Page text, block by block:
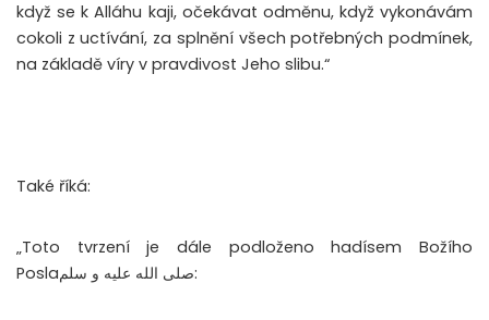
když se k Alláhu kaji, očekávat odměnu, když vykonávám
cokoli z uctívání, za splnění všech potřebných podmínek,
na základě víry v pravdivost Jeho slibu.“
Také říká:
„Toto tvrzení je dále podloženo hadísem Božího
Poslaصلى الله عليه و سلم: